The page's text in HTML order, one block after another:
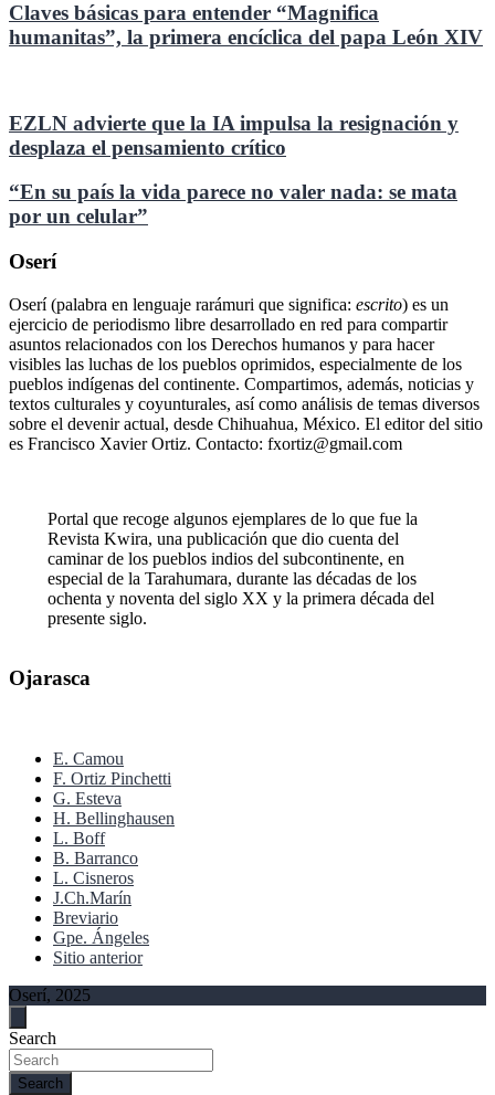
Claves básicas para entender “Magnifica
humanitas”, la primera encíclica del papa León XIV
EZLN advierte que la IA impulsa la resignación y
desplaza el pensamiento crítico
“En su país la vida parece no valer nada: se mata
por un celular”
Oserí
Oserí (palabra en lenguaje rarámuri que significa: escrito) es un
ejercicio de periodismo libre desarrollado en red para compartir
asuntos relacionados con los Derechos humanos y para hacer
visibles las luchas de los pueblos oprimidos, especialmente de los
pueblos indígenas del continente. Compartimos, además, noticias y
textos culturales y coyunturales, así como análisis de temas diversos
sobre el devenir actual, desde Chihuahua, México. El editor del sitio
es Francisco Xavier Ortiz. Contacto: fxortiz@gmail.com
Portal que recoge algunos ejemplares de lo que fue la
Revista Kwira, una publicación que dio cuenta del
caminar de los pueblos indios del subcontinente, en
especial de la Tarahumara, durante las décadas de los
ochenta y noventa del siglo XX y la primera década del
presente siglo.
Ojarasca
E. Camou
F. Ortiz Pinchetti
G. Esteva
H. Bellinghausen
L. Boff
B. Barranco
L. Cisneros
J.Ch.Marín
Breviario
Gpe. Ángeles
Sitio anterior
Oserí, 2025
Search
Search